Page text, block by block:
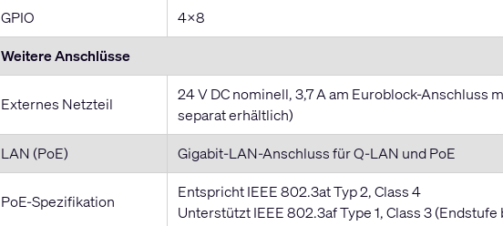
GPIO
4x8
Weitere Anschlüsse
Externes Netzteil
24 V DC nominell, 3,7 A am Euroblock-Anschluss
separat erhältlich)
LAN (PoE)
Gigabit-LAN-Anschluss für Q-LAN und PoE
PoE-Spezifikation
Entspricht IEEE 802.3at Typ 2, Class 4
Unterstützt IEEE 802.3af Type 1, Class 3